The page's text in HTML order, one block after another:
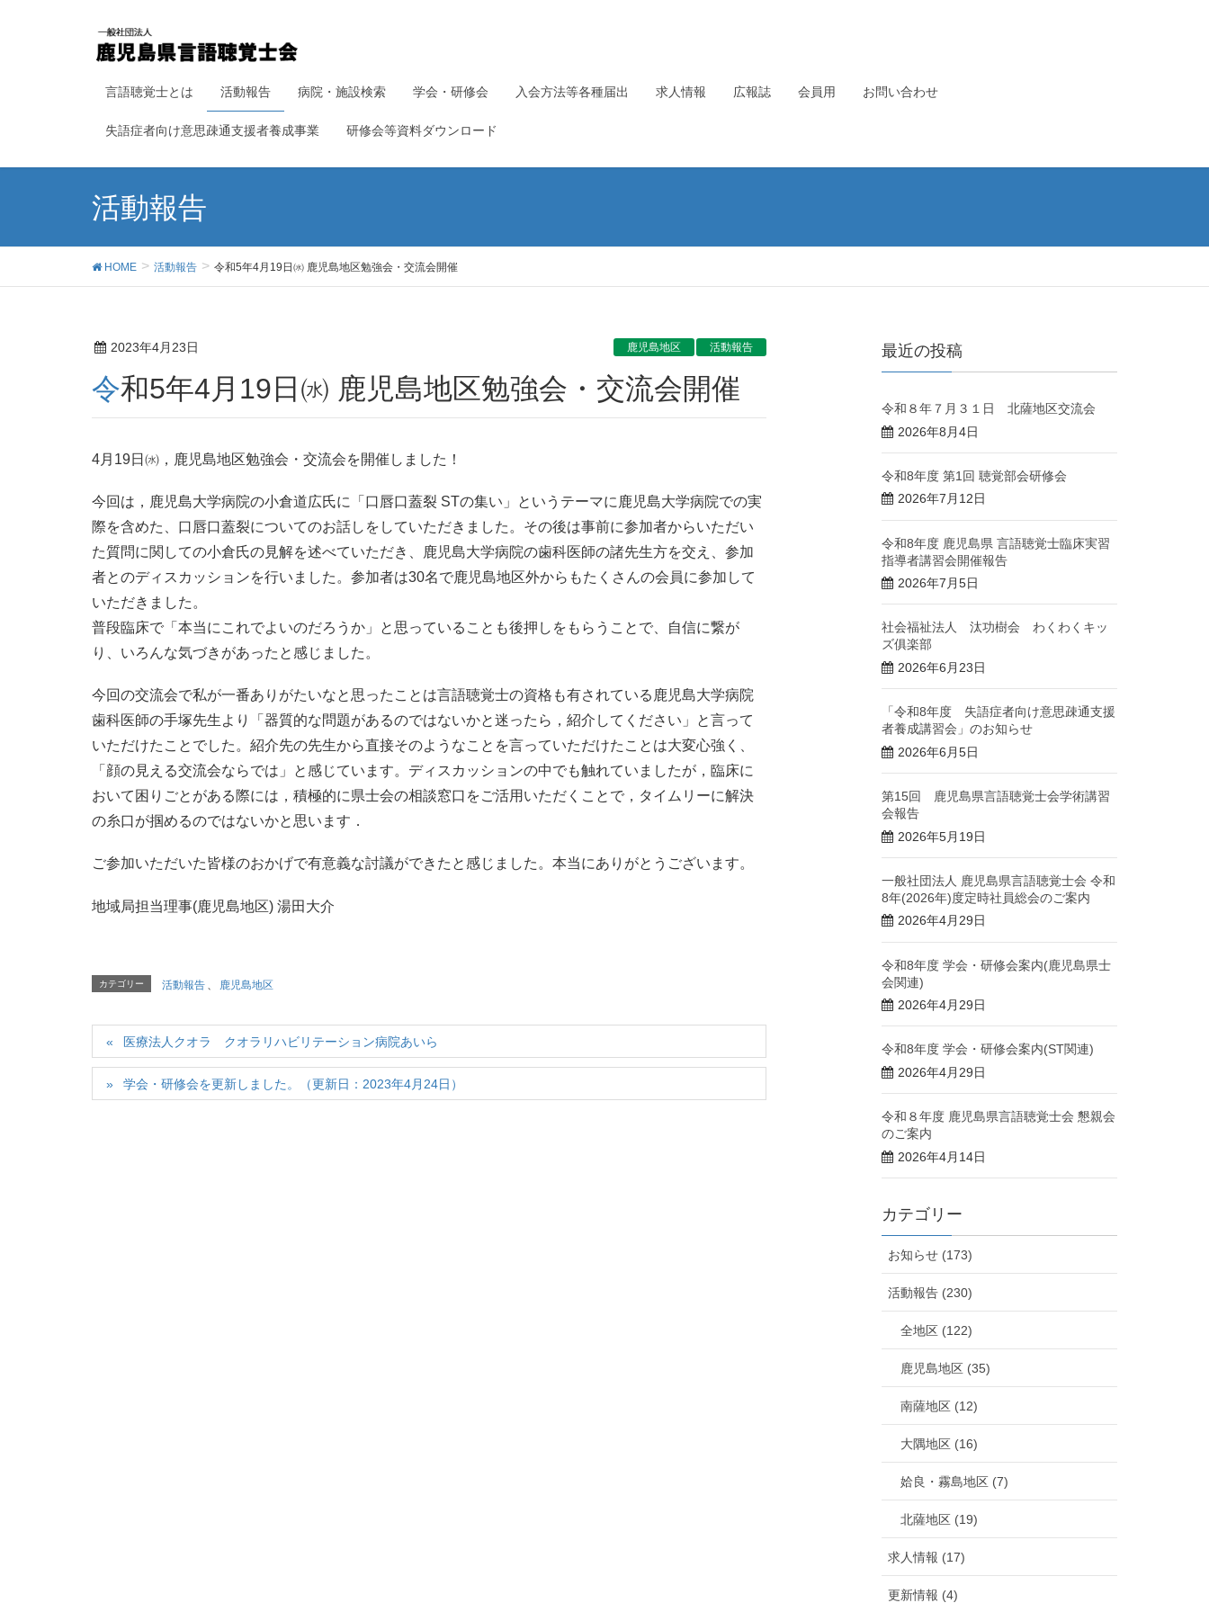
言語聴覚士とは 活動報告 病院・施設検索 学会・研修会 入会方法等各種届出 求人情報 広報誌 会員用 お問い合わせ
失語症者向け意思疎通支援者養成事業 研修会等資料ダウンロード
活動報告
HOME 活動報告 令和5年4月19日㈬ 鹿児島地区勉強会・交流会開催
2023年4月23日 活動報告
鹿児島地区
令和5年4月19日㈬ 鹿児島地区勉強会・交流会開催
4月19日㈬，鹿児島地区勉強会・交流会を開催しました！
今回は，鹿児島大学病院の小倉道広氏に「口唇口蓋裂 STの集い」というテーマに鹿児島大学病院での実
際を含めた、口唇口蓋裂についてのお話しをしていただきました。その後は事前に参加者からいただい
た質問に関しての小倉氏の見解を述べていただき、鹿児島大学病院の歯科医師の諸先生方を交え、参加
者とのディスカッションを行いました。参加者は30名で鹿児島地区外からもたくさんの会員に参加して
いただきました。
普段臨床で「本当にこれでよいのだろうか」と思っていることも後押しをもらうことで、自信に繋が
り、いろんな気づきがあったと感じました。
今回の交流会で私が一番ありがたいなと思ったことは言語聴覚士の資格も有されている鹿児島大学病院
歯科医師の手塚先生より「器質的な問題があるのではないかと迷ったら，紹介してください」と言って
いただけたことでした。紹介先の先生から直接そのようなことを言っていただけたことは大変心強く、
「顔の見える交流会ならでは」と感じています。ディスカッションの中でも触れていましたが，臨床に
おいて困りごとがある際には，積極的に県士会の相談窓口をご活用いただくことで，タイムリーに解決
の糸口が掴めるのではないかと思います．
ご参加いただいた皆様のおかげで有意義な討議ができたと感じました。本当にありがとうございます。
地域局担当理事(鹿児島地区) 湯田大介
カテゴリー 活動報告 鹿児島地区
医療法人クオラ クオラリハビリテーション病院あいら
学会・研修会を更新しました。（更新日：2023年4月24日）
最近の投稿
令和８年７月３１日 北薩地区交流会
2026年8月4日
令和8年度 第1回 聴覚部会研修会
2026年7月12日
令和8年度 鹿児島県 言語聴覚士臨床実習
指導者講習会開催報告
2026年7月5日
社会福祉法人 汰功樹会 わくわくキッ
ズ俱楽部
2026年6月23日
「令和8年度 失語症者向け意思疎通支援
者養成講習会」のお知らせ
2026年6月5日
第15回 鹿児島県言語聴覚士会学術講習
会報告
2026年5月19日
一般社団法人 鹿児島県言語聴覚士会 令和
8年(2026年)度定時社員総会のご案内
2026年4月29日
令和8年度 学会・研修会案内(鹿児島県士
会関連)
2026年4月29日
令和8年度 学会・研修会案内(ST関連)
2026年4月29日
令和８年度 鹿児島県言語聴覚士会 懇親会
のご案内
2026年4月14日
カテゴリー
お知らせ (173)
活動報告 (230)
全地区 (122)
鹿児島地区 (35)
南薩地区 (12)
大隅地区 (16)
姶良・霧島地区 (7)
北薩地区 (19)
求人情報 (17)
更新情報 (4)